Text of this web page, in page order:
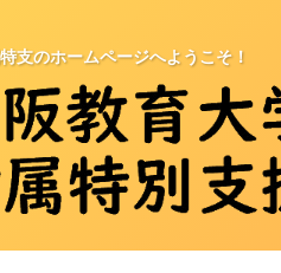
支のホームページへようこそ！